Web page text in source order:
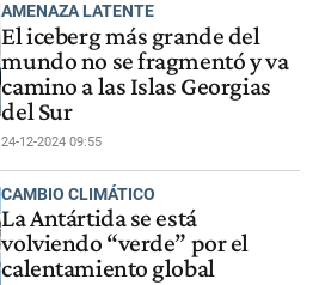
AMENAZA LATENTE
El iceberg más grande del
mundo no se fragmentó y va
camino a las Islas Georgias
del Sur
24-12-2024 09:55
CAMBIO CLIMÁTICO
La Antártida se está
volviendo “verde” por el
calentamiento global